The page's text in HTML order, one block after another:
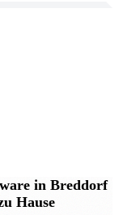
in Breddorf
Hause